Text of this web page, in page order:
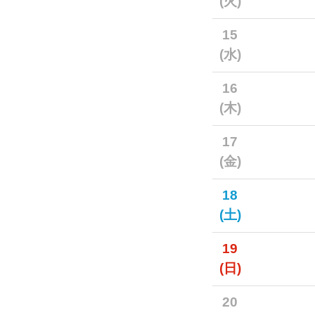
15
(水)
16
(木)
17
(金)
18
(土)
19
(日)
20